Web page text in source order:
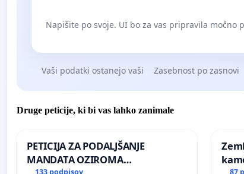
Napišite po svoje. UI bo za vas pripravila močno
Vaši podatki ostanejo vaši Zasebnost po zasnovi
Druge peticije, ki bi vas lahko zanimale
PETICIJA ZA PODALJŠANJE
MANDATA OZIROMA
133 podpisov
87